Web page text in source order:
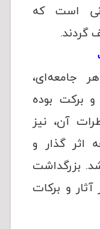
است که
گردند.
جامعه‌ای‌،‌
برکت بوده
آن، نیز
اثر گذار و
بزرگداشت
و برکات